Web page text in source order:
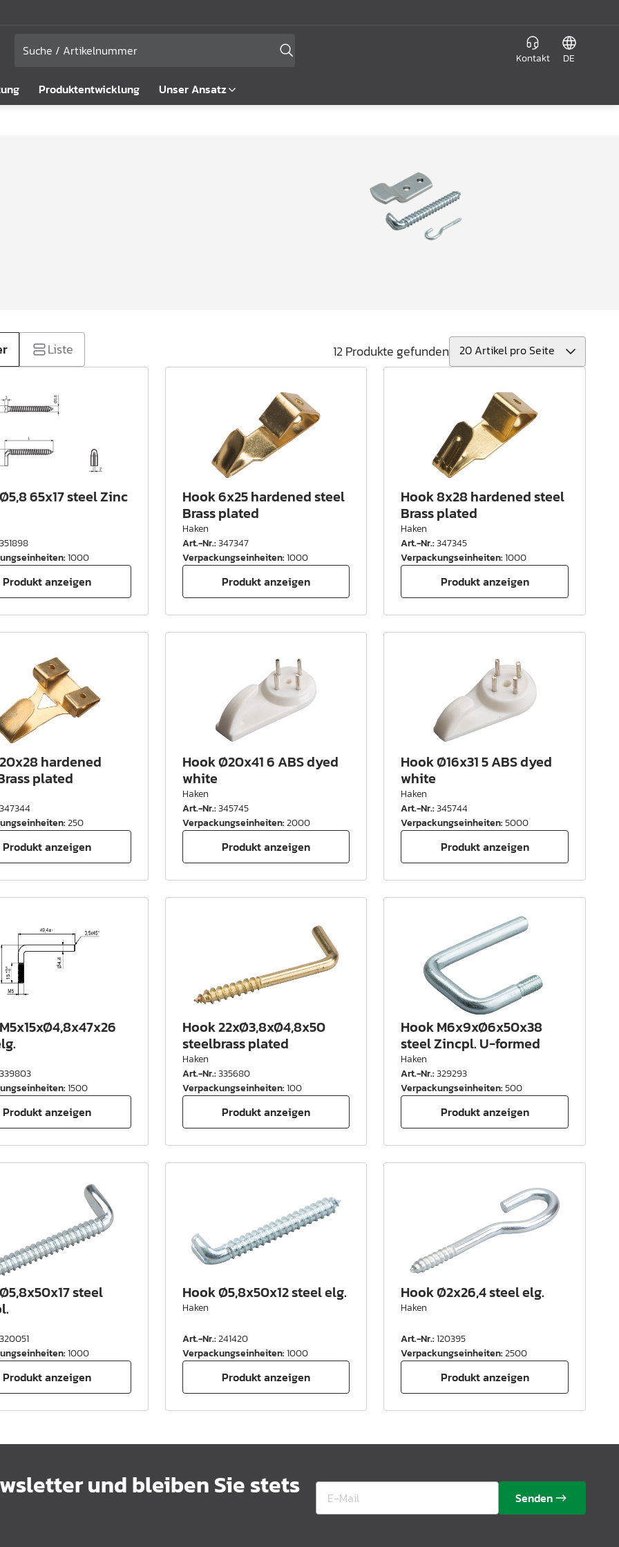
Kontakt DE
Produktentwicklung Unser Ansatz
Liste 12 Produkte gefunden
65x17 steel Zinc
351898
:1000
Produkt anzeigen
Hook 6x25 hardened steel
Brass plated
Haken
Art.-Nr.:347347
Verpackungseinheiten:1000
Produkt anzeigen
Hook 8x28 hardened steel
Brass plated
Haken
Art.-Nr.:347345
Verpackungseinheiten:1000
Produkt anzeigen
hardened
plated
347344
:250
Produkt anzeigen
Hook Ø20x41 6 ABS dyed
white
Haken
Art.-Nr.:345745
Verpackungseinheiten:2000
Produkt anzeigen
Hook Ø16x31 5 ABS dyed
white
Haken
Art.-Nr.:345744
Verpackungseinheiten:5000
Produkt anzeigen
339803
:1500
Produkt anzeigen
Hook 22xØ3,8xØ4,8x50
steelbrass plated
Haken
Art.-Nr.:335680
Verpackungseinheiten:100
Produkt anzeigen
Hook M6x9xØ6x50x38
steel Zincpl. U-formed
Haken
Art.-Nr.:329293
Verpackungseinheiten:500
Produkt anzeigen
steel
320051
:1000
Produkt anzeigen
Hook Ø5,8x50x12 steel elg.
Haken
Art.-Nr.:241420
Verpackungseinheiten:1000
Produkt anzeigen
Hook Ø2x26,4 steel elg.
Haken
Art.-Nr.:120395
Verpackungseinheiten:2500
Produkt anzeigen
und bleiben Sie stets Senden